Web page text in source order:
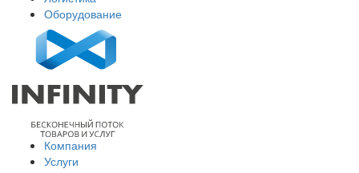
Оборудование
Компания
Услуги